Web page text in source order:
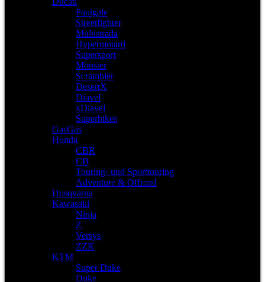
Panigale
Streetfighter
Multistrada
Hypermotard
Supersport
Monster
Scrambler
DesertX
Diavel
xDiavel
Superbikes
GasGas
Honda
CBR
CB
Touring- und Sporttouring
Adventure & Offroad
Husqvarna
Kawasaki
Ninja
Z
Versys
ZZR
KTM
Super Duke
Duke